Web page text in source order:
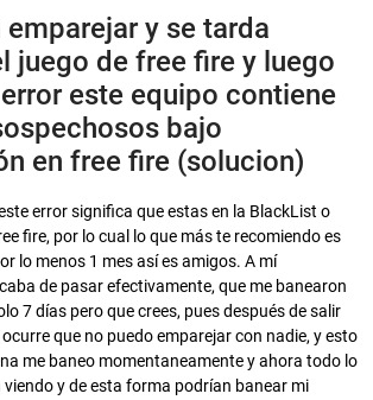
y se tarda
juego de free fire y luego
este equipo contiene
bajo
en free fire (solucion)
error significa que estas en la BlackList o
fire, por lo cual lo que más te recomiendo es
lo menos 1 mes así es amigos. A mí
de pasar efectivamente, que me banearon
7 días pero que crees, pues después de salir
ocurre que no puedo emparejar con nadie, y esto
me baneo momentaneamente y ahora todo lo
y de esta forma podrían banear mi